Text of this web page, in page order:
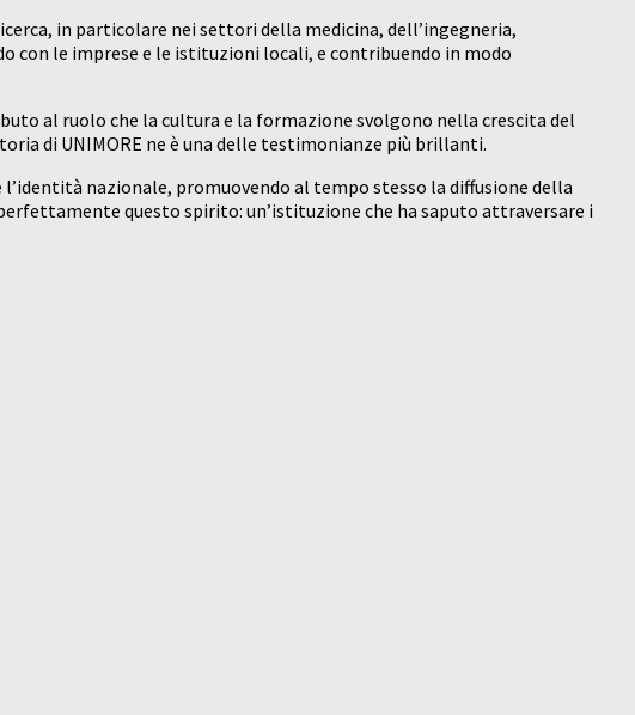
in particolare nei settori della medicina, dell’ingegneria,
con le imprese e le istituzioni locali, e contribuendo in modo
al ruolo che la cultura e la formazione svolgono nella crescita del
di UNIMORE ne è una delle testimonianze più brillanti.
nazionale, promuovendo al tempo stesso la diffusione della
questo spirito: un’istituzione che ha saputo attraversare i